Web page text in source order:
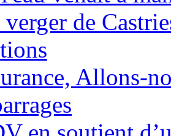
de
Allons-